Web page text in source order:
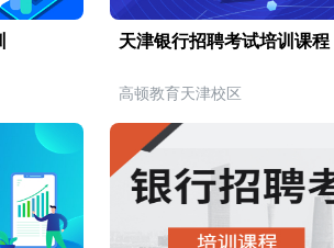
天津银行招聘考试培训课程
高顿教育天津校区